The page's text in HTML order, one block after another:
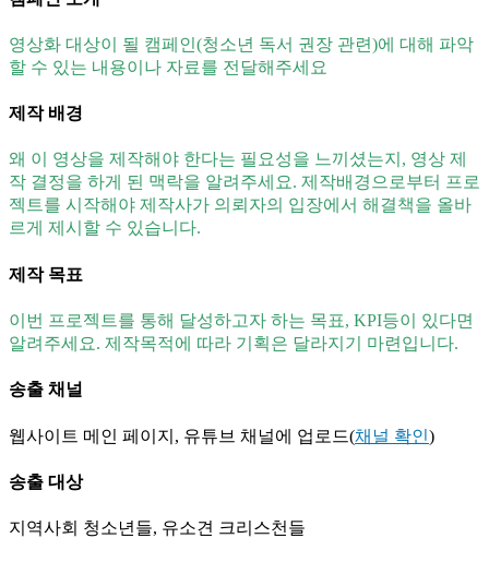
영상화 대상이 될 캠페인(청소년 독서 권장 관련)에 대해 파악
할 수 있는 내용이나 자료를 전달해주세요
제작 배경
왜 이 영상을 제작해야 한다는 필요성을 느끼셨는지, 영상 제
작 결정을 하게 된 맥락을 알려주세요. 제작배경으로부터 프로
젝트를 시작해야 제작사가 의뢰자의 입장에서 해결책을 올바
르게 제시할 수 있습니다.
제작 목표
이번 프로젝트를 통해 달성하고자 하는 목표, KPI등이 있다면
알려주세요. 제작목적에 따라 기획은 달라지기 마련입니다.
송출 채널
웹사이트 메인 페이지, 유튜브 채널에 업로드(채널 확인)
송출 대상
지역사회 청소년들, 유소견 크리스천들